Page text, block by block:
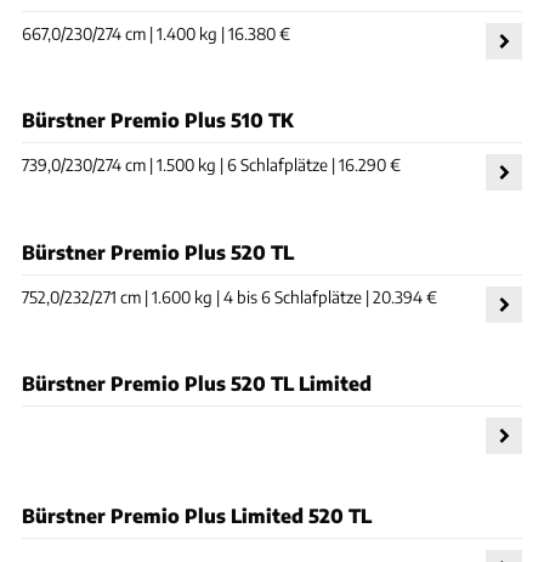
667,0/230/274 cm | 1.400 kg | 16.380 €
Bürstner Premio Plus 510 TK
739,0/230/274 cm | 1.500 kg | 6 Schlafplätze | 16.290 €
Bürstner Premio Plus 520 TL
752,0/232/271 cm | 1.600 kg | 4 bis 6 Schlafplätze | 20.394 €
Bürstner Premio Plus 520 TL Limited
Bürstner Premio Plus Limited 520 TL